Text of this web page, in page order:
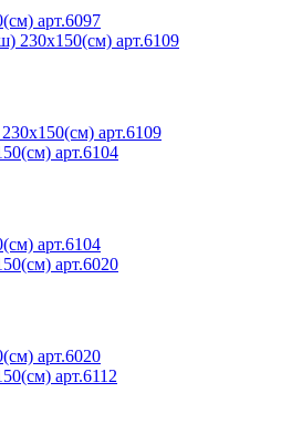
арт.6097
арт.6109
арт.6104
арт.6020